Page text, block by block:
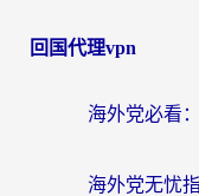
回国代理vpn